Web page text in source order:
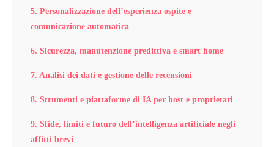
5. Personalizzazione dell’esperienza ospite e
comunicazione automatica
6. Sicurezza, manutenzione predittiva e smart home
7. Analisi dei dati e gestione delle recensioni
8. Strumenti e piattaforme di IA per host e proprietari
9. Sfide, limiti e futuro dell’intelligenza artificiale negli
affitti brevi